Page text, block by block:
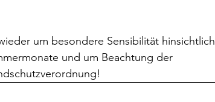
um besondere Sensibilität hinsichtlich
und um Beachtung der